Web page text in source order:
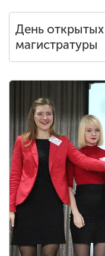
День
магистратуры